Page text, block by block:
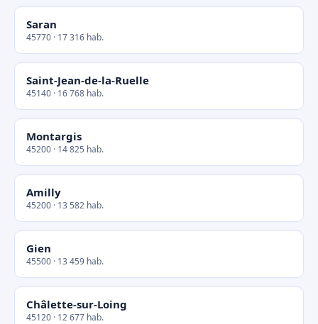
Saran
45770 · 17 316 hab.
Saint-Jean-de-la-Ruelle
45140 · 16 768 hab.
Montargis
45200 · 14 825 hab.
Amilly
45200 · 13 582 hab.
Gien
45500 · 13 459 hab.
Châlette-sur-Loing
45120 · 12 677 hab.